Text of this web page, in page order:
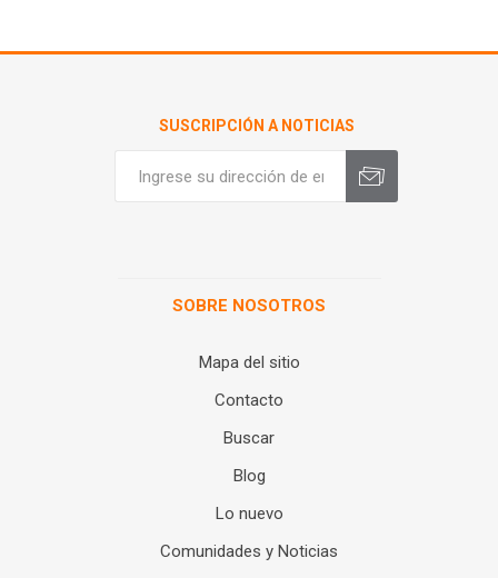
SUSCRIPCIÓN A NOTICIAS
SOBRE NOSOTROS
Mapa del sitio
Contacto
Buscar
Blog
Lo nuevo
Comunidades y Noticias